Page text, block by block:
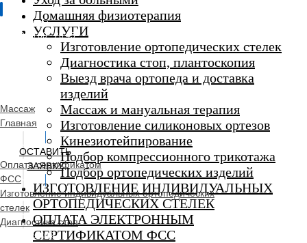
г. Люберцы
Пн-Вс 9:00 - 20:45
салон
Домашняя физиотерапия
УСЛУГИ
Изготовление ортопедических стелек
Диагностика стоп, плантоскопия
Выезд врача ортопеда и доставка
изделий
Массаж и мануальная терапия
Изготовление силиконовых ортезов
Кинезиотейпирование
Подбор компрессионного трикотажа
Подбор ортопедических изделий
ИЗГОТОВЛЕНИЕ ИНДИВИДУАЛЬНЫХ
ОРТОПЕДИЧЕСКИХ СТЕЛЕК
ОПЛАТА ЭЛЕКТРОННЫМ
СЕРТИФИКАТОМ ФСС
Массаж
Главная
ОСТАВИТЬ
ЗАЯВКУ
Оплата сертификатом
ФСС
Изготовление индивидуальных ортопедических
стелек
Диагностика стоп
Ортопедический